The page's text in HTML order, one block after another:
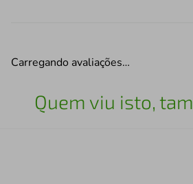
Carregando avaliações…
Quem viu isto,